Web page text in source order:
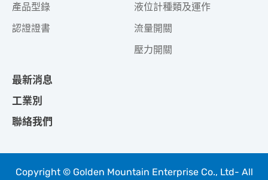
產品型錄
認證證書
液位計種類及運作
流量開關
壓力開關
最新消息
工業別
聯絡我們
Copyright © Golden Mountain Enterprise Co., Ltd- All